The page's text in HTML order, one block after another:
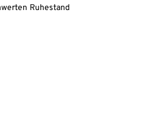
Ruhestand